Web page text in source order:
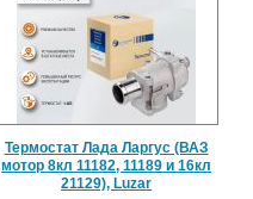
Термостат Лада Ларгус (ВАЗ
мотор 8кл 11182, 11189 и 16кл
21129), Luzar